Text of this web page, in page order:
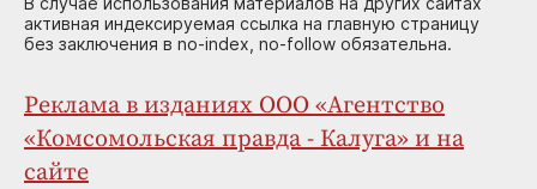
активная индексируемая ссылка на главную страницу
без заключения в no-index, no-follow обязательна.
Реклама в изданиях ООО «Агентство
«Комсомольская правда - Калуга» и на
сайте